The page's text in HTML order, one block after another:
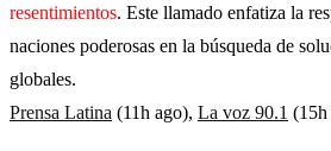
resentimientos. Este llamado enfatiza la
naciones poderosas en la búsqueda de
globales.
Prensa Latina (11h ago), La voz 90.1 (15h